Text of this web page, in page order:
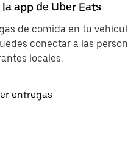
app de Uber Eats
de comida en tu
conectar a las
locales.
entregas